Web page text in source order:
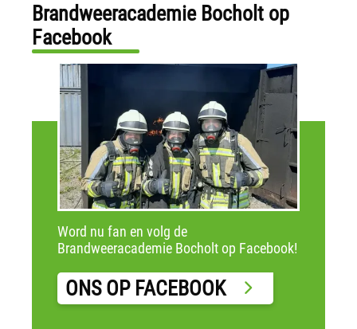
Brandweeracademie Bocholt op
Facebook
Word nu fan en volg de
Brandweeracademie Bocholt op Facebook!
ONS OP FACEBOOK